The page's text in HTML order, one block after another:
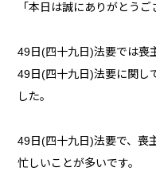
「本日は誠にありがとうご
49日(四十九日)法要では喪
49日(四十九日)法要に関し
した。
49日(四十九日)法要で、喪
忙しいことが多いです。